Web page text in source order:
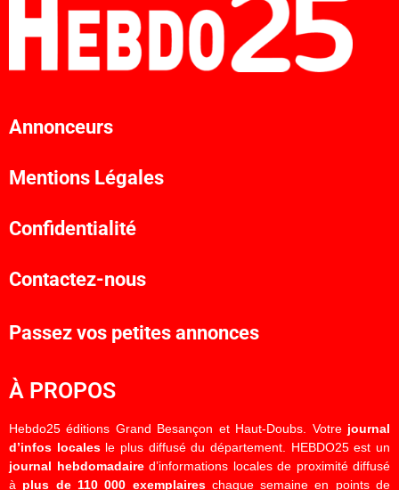
Annonceurs
Mentions Légales
Confidentialité
Contactez-nous
Passez vos petites annonces
À PROPOS
Hebdo25 éditions Grand Besançon et Haut-Doubs. Votre journal
d’infos localesle plus diffusé du département. HEBDO25 est un
journal hebdomadaired’informations locales de proximité diffusé
à plus de 110 000 exemplaireschaque semaine en points de